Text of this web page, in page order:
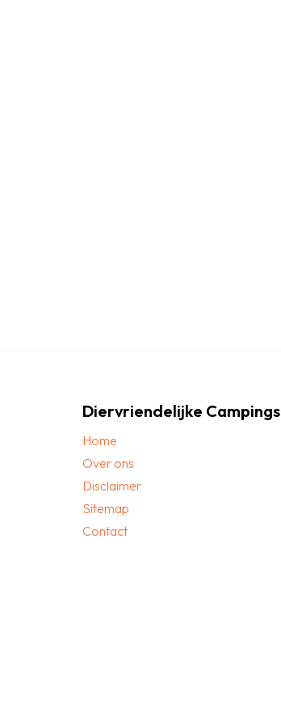
Diervriendelijke Campings
Home
Over ons
Disclaimer
Sitemap
Contact